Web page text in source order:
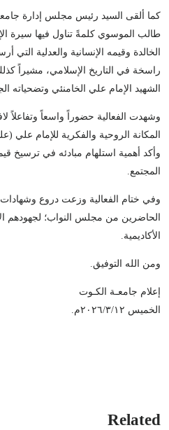
كما ألقى السيد رئيس مجلس إدارة جامعة
طالب الموسوي كلمةً تناول فيها سيرة
الخالدة وقيمه الإنسانية والعدلية
راسخة في التاريخ الإسلامي، مشيراً
الشهيد الإمام علي الخامنئي وتضحياته
وشهدت الفعالية حضوراً واسعاً
المكانة الروحية والفكرية للإمام علي
وأكد أهمية استلهام مبادئه في ترسيخ
المجتمع.
وفي ختام الفعالية وزعت دروع
الحاضرين من مجلس النواب؛ لجهودهم
الأكاديمية.
ومن الله التوفيق.
إعلام جامعـة الكـوت
الخميس ٢٠٢٦/٣/١٢م.
Related